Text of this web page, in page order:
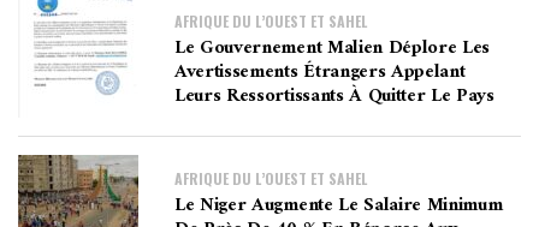
AFRIQUE DU L’OUEST ET SAHEL
Le Gouvernement Malien Déplore Les
Avertissements Étrangers Appelant
Leurs Ressortissants À Quitter Le Pays
AFRIQUE DU L’OUEST ET SAHEL
Le Niger Augmente Le Salaire Minimum